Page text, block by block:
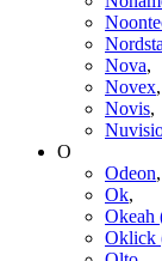
Nova,
Novex,
Novis,
O
Odeon,
Ok,